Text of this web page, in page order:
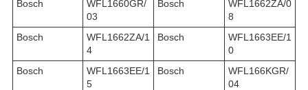
Bosch
WFL1660GR/
03
Bosch
WFL1662ZA/0
8
Bosch
WFL1662ZA/1
4
Bosch
WFL1663EE/1
0
Bosch
WFL1663EE/1
5
Bosch
WFL166KGR/
04